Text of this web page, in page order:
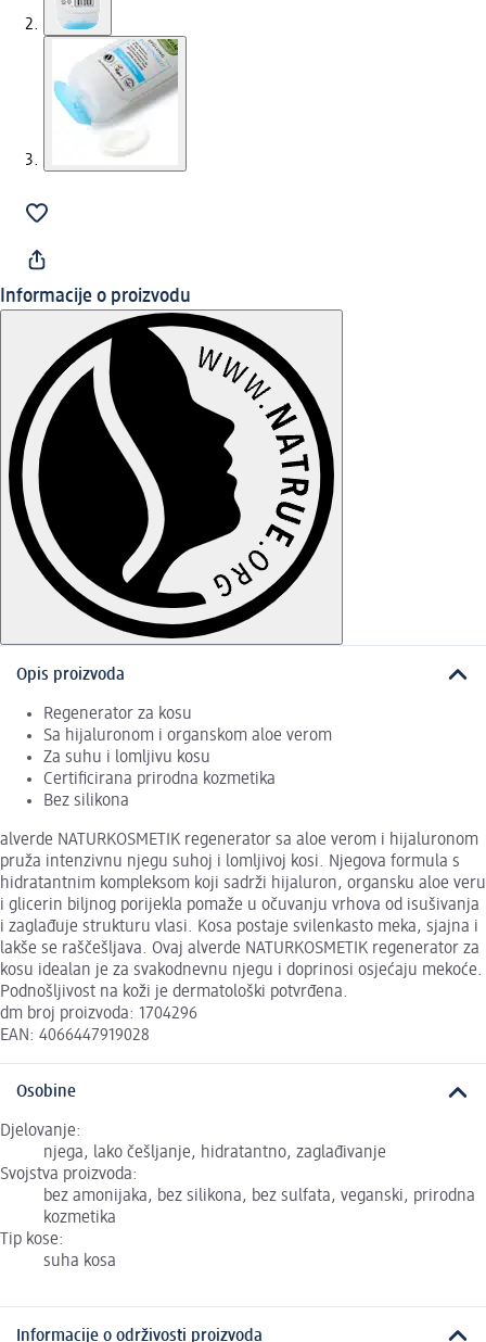
Informacije o proizvodu
Opis proizvoda
Regenerator za kosu
Sa hijaluronom i organskom aloe verom
Za suhu i lomljivu kosu
Certificirana prirodna kozmetika
Bez silikona
alverde NATURKOSMETIK regenerator sa aloe verom i hijaluronom
pruža intenzivnu njegu suhoj i lomljivoj kosi. Njegova formula s
hidratantnim kompleksom koji sadrži hijaluron, organsku aloe veru
i glicerin biljnog porijekla pomaže u očuvanju vrhova od isušivanja
i zaglađuje strukturu vlasi. Kosa postaje svilenkasto meka, sjajna i
lakše se raščešljava. Ovaj alverde NATURKOSMETIK regenerator za
kosu idealan je za svakodnevnu njegu i doprinosi osjećaju mekoće.
Podnošljivost na koži je dermatološki potvrđena.
dm broj proizvoda: 1704296
EAN: 4066447919028
Osobine
Djelovanje:
njega, lako češljanje, hidratantno, zaglađivanje
Svojstva proizvoda:
bez amonijaka, bez silikona, bez sulfata, veganski, prirodna
kozmetika
Tip kose:
suha kosa
Informacije o održivosti proizvoda